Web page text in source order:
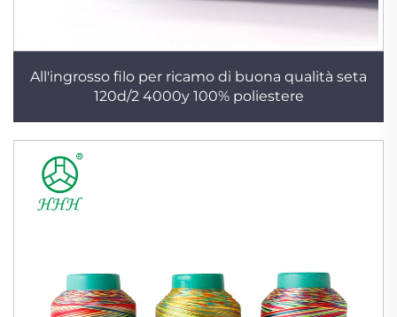
All'ingrosso filo per ricamo di buona qualità seta
120d/2 4000y 100% poliestere